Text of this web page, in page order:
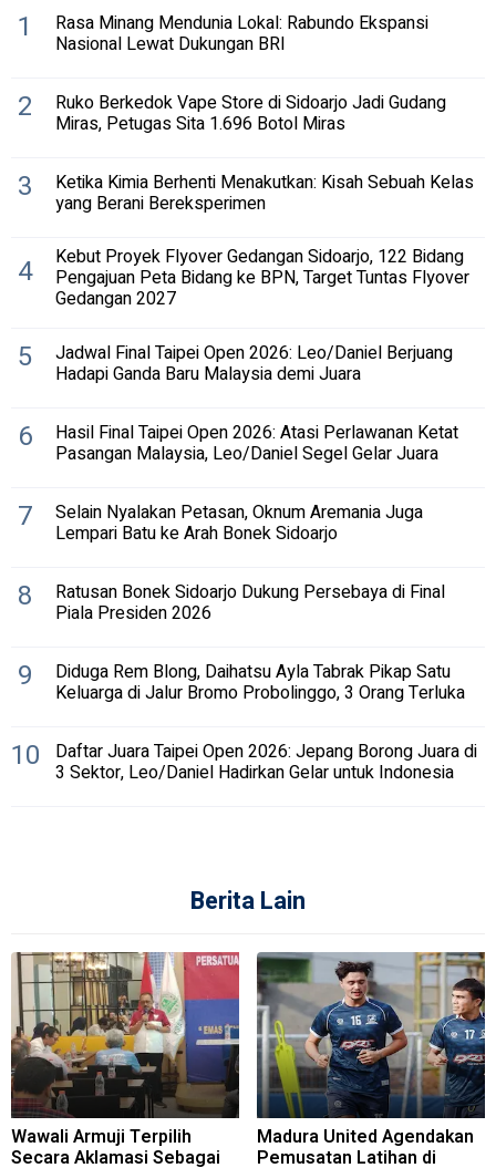
1 Rasa Minang Mendunia Lokal: Rabundo Ekspansi
Nasional Lewat Dukungan BRI
2 Ruko Berkedok Vape Store di Sidoarjo Jadi Gudang
Miras, Petugas Sita 1.696 Botol Miras
3 Ketika Kimia Berhenti Menakutkan: Kisah Sebuah Kelas
yang Berani Bereksperimen
4 Kebut Proyek Flyover Gedangan Sidoarjo, 122 Bidang
Pengajuan Peta Bidang ke BPN, Target Tuntas Flyover
Gedangan 2027
5 Jadwal Final Taipei Open 2026: Leo/Daniel Berjuang
Hadapi Ganda Baru Malaysia demi Juara
6 Hasil Final Taipei Open 2026: Atasi Perlawanan Ketat
Pasangan Malaysia, Leo/Daniel Segel Gelar Juara
7 Selain Nyalakan Petasan, Oknum Aremania Juga
Lempari Batu ke Arah Bonek Sidoarjo
8 Ratusan Bonek Sidoarjo Dukung Persebaya di Final
Piala Presiden 2026
9 Diduga Rem Blong, Daihatsu Ayla Tabrak Pikap Satu
Keluarga di Jalur Bromo Probolinggo, 3 Orang Terluka
10 Daftar Juara Taipei Open 2026: Jepang Borong Juara di
3 Sektor, Leo/Daniel Hadirkan Gelar untuk Indonesia
Berita Lain
Wawali Armuji Terpilih
Secara Aklamasi Sebagai
Madura United Agendakan
Pemusatan Latihan di